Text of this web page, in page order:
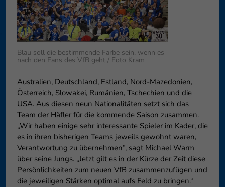
Blau soll die bestimmende Farbe sein, wenn es
nach den Fans des VfB geht / Foto Kram
Australien, Deutschland, Estland, Nord-Mazedonien,
Österreich, Slowakei, Rumänien, Tschechien und die
USA. Aus diesen neun Nationalitäten setzt sich das
Team der Häfler für die kommende Saison zusammen.
„Wir haben einige sehr interessante Spieler im Kader, die
es in ihren bisherigen Teams jeweils gewohnt waren,
Verantwortung zu übernehmen“, sagt Michael Warm
über seine Jungs. „Jetzt gilt es in der Kürze der Zeit diese
Persönlichkeiten zum neuen VfB zusammenzufügen und
die jeweiligen Stärken optimal aufs Feld zu bringen.“
Datenschutzeinstellungen
Essenziell (1)
Essenzielle Cookies
Funktion der Website
Inhalte von
blockiert. Wenn Cookies
diese Inhalte keiner